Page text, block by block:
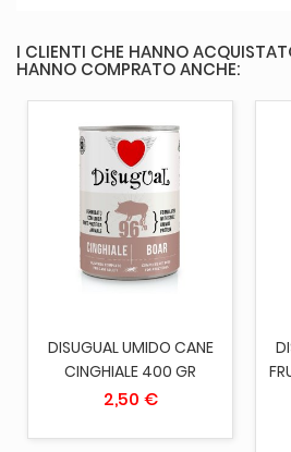
I CLIENTI CHE HANNO
HANNO COMPRATO ANCHE:
DISUGUAL UMIDO CANE
CINGHIALE 400 GR
2,50 €